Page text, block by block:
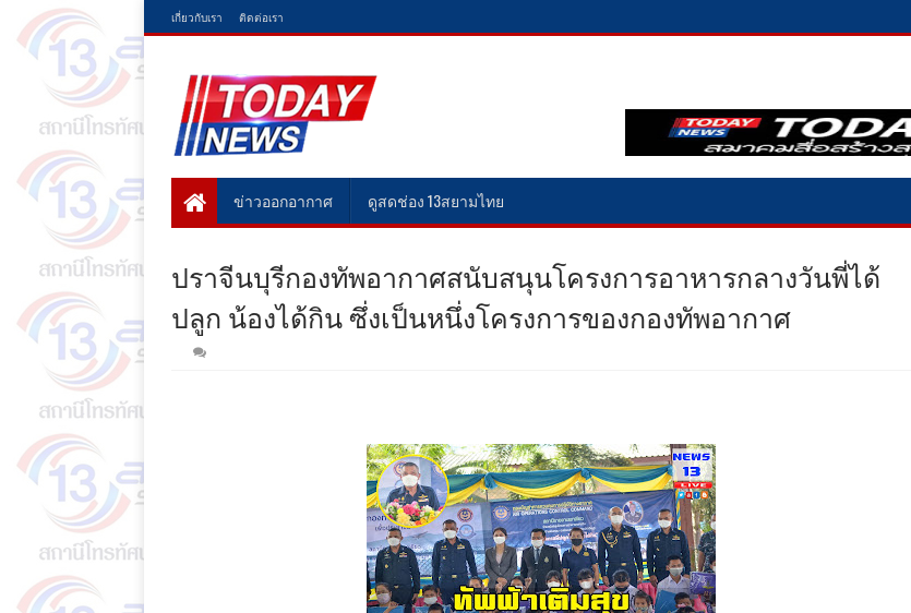
เกี่ยวกับเรา ติดต่อเรา
ข่าวออกอากาศ ดูสดช่อง 13สยามไทย
ปราจีนบุรีกองทัพอากาศสนับสนุนโครงการอาหารกลางวันพี่ได้
ปลูก น้องได้กิน ซึ่งเป็นหนึ่งโครงการของกองทัพอากาศ